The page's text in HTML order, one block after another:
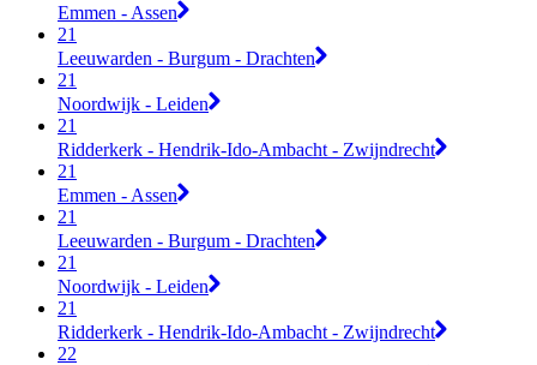
Emmen - Assen
21
Leeuwarden - Burgum - Drachten
21
Noordwijk - Leiden
21
Ridderkerk - Hendrik-Ido-Ambacht - Zwijndrecht
21
Emmen - Assen
21
Leeuwarden - Burgum - Drachten
21
Noordwijk - Leiden
21
Ridderkerk - Hendrik-Ido-Ambacht - Zwijndrecht
22